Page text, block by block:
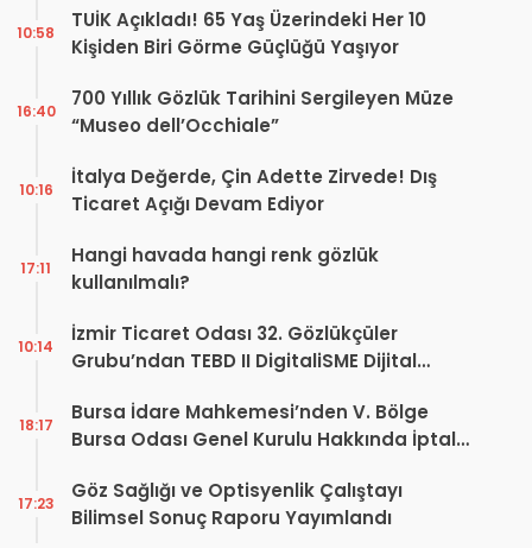
TUİK Açıkladı! 65 Yaş Üzerindeki Her 10
Kişiden Biri Görme Güçlüğü Yaşıyor
10:58
700 Yıllık Gözlük Tarihini Sergileyen Müze
“Museo dell’Occhiale”
16:40
İtalya Değerde, Çin Adette Zirvede! Dış
Ticaret Açığı Devam Ediyor
10:16
Hangi havada hangi renk gözlük
kullanılmalı?
17:11
İzmir Ticaret Odası 32. Gözlükçüler
Grubu’ndan TEBD II DigitaliSME Dijital
10:14
Bursa İdare Mahkemesi’nden V. Bölge
Bursa Odası Genel Kurulu Hakkında İptal
18:17
Göz Sağlığı ve Optisyenlik Çalıştayı
Bilimsel Sonuç Raporu Yayımlandı
17:23